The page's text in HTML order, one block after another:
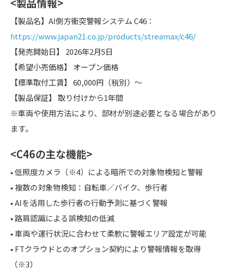
【製品名】AI側方衝突警報システム C46：
https://www.japan21.co.jp/products/streamax/c46/
【発売開始日】 2026年2月5日
【希望小売価格】 オープン価格
【標準取付工賃】 60,000円（税別）～
【製品保証】 取り付けから1年間
※車両や使用方法により、部材が別途必要となる場合があり
ます。
<C46の主な機能>
• 低照度カメラ（※4）による暗所での対象物検知と警報
• 複数の対象物検知：自転車／バイク、歩行者
• AIを活用した歩行者の行動予測に基づく警報
• 路肩認識による誤検知の低減
• 車両や運行状況に合わせて柔軟に警報エリア設定が可能
• FTクラウドとのオプション契約により警報情報を取得
（※3）